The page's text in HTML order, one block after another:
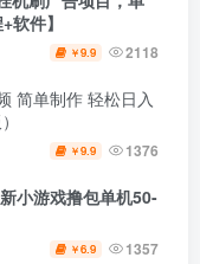
软件】
￥9.9 2118
简单制作 轻松日入
￥9.9 1376
小游戏撸包单机50-
￥6.9 1357